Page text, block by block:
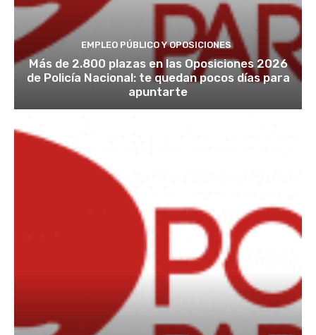
EMPLEO PÚBLICO Y OPOSICIONES
Más de 2.800 plazas en las Oposiciones 2026
de Policía Nacional: te quedan pocos días para
apuntarte